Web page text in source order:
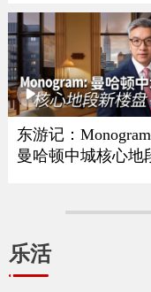
东游记：
曼哈顿中城核心地
乐活